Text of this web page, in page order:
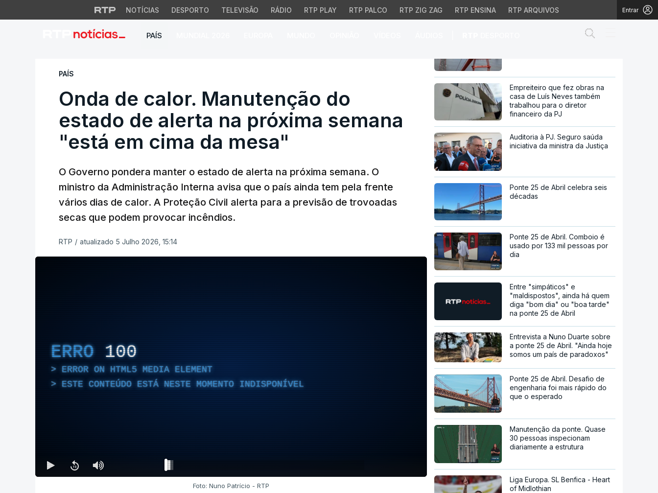
NOTÍCIAS DESPORTO TELEVISÃO RÁDIO RTP PLAY RTP PALCO RTP ZIG ZAG RTP ENSINA RTP ARQUIVOS Entrar
PAÍS
Onda de calor. Manutenção do estado de alerta na próxima
PAÍS
Onda de calor. Manutenção do
estado de alerta na próxima semana
"está em cima da mesa"
O Governo pondera manter o estado de alerta na próxima semana. O
ministro da Administração Interna avisa que o país ainda tem pela frente
vários dias de calor. A Proteção Civil alerta para a previsão de trovoadas
secas que podem provocar incêndios.
RTP / atualizado 5 Julho 2026, 15:14
ERRO 100
ERROR ON HTML5 MEDIA ELEMENT
ESTE CONTEÚDO ESTÁ NESTE MOMENTO INDISPONÍVEL
Foto: Nuno Patrício - RTP
semana "está em cima da mesa"
60 anos da ponte 25 de Abril.
Empreiteiro que fez obras na
casa de Luís Neves também
trabalhou para o diretor
financeiro da PJ
Auditoria à PJ. Seguro saúda
iniciativa da ministra da Justiça
Ponte 25 de Abril celebra seis
décadas
Ponte 25 de Abril. Comboio é
usado por 133 mil pessoas por
dia
Entre "simpáticos" e
"maldispostos", ainda há quem
diga "bom dia" ou "boa tarde"
na ponte 25 de Abril
Entrevista a Nuno Duarte sobre
a ponte 25 de Abril. "Ainda hoje
somos um país de paradoxos"
Ponte 25 de Abril. Desafio de
engenharia foi mais rápido do
que o esperado
Manutenção da ponte. Quase
30 pessoas inspecionam
diariamente a estrutura
Liga Europa. SL Benfica - Heart
of Midlothian